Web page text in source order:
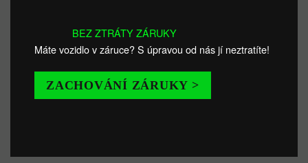
BEZ ZTRÁTY ZÁRUKY
Máte vozidlo v záruce? S úpravou od nás jí neztratíte!
ZACHOVÁNÍ ZÁRUKY >